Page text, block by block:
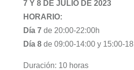
7 Y 8 DE JULIO DE 2023
HORARIO:
Día 7 de 20:00-22:00h
Día 8 de 09:00-14:00 y 15:00-
Duración: 10 horas